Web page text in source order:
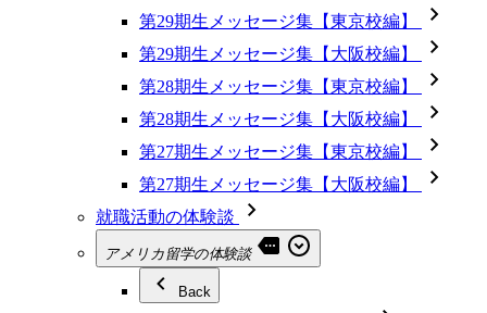
第29期生メッセージ集【東京校編】
第29期生メッセージ集【大阪校編】
第28期生メッセージ集【東京校編】
第28期生メッセージ集【大阪校編】
第27期生メッセージ集【東京校編】
第27期生メッセージ集【大阪校編】
就職活動の体験談
アメリカ留学の体験談
Back